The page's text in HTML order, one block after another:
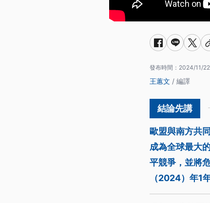
發布時間： 2024/11/
王蕙文 / 編譯
歐盟與南方共
成為全球最大
平競爭，並將
（2024）年1